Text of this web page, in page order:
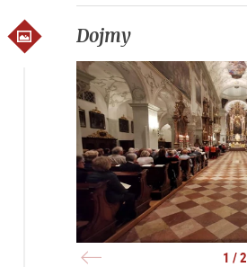
Dojmy
1 / 2